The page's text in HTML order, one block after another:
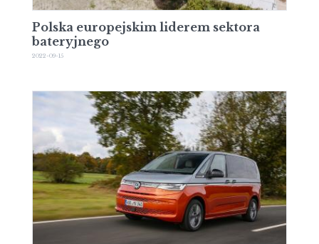
Polska europejskim liderem sektora
bateryjnego
2022-09-15